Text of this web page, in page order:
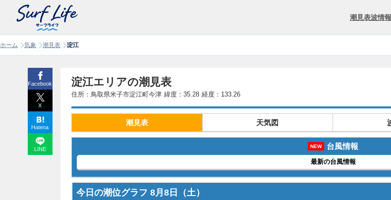
潮見表波情
ホーム 気象 潮見表 淀江
淀江エリアの潮見表
住所：鳥取県米子市淀江町今津 緯度：35.28 経度：133.26
潮見表 天気図
NEW 台風情報
最新の台風情報
今日の潮位グラフ 8月8日 （土）
Facebook
X
Hatena
LINE